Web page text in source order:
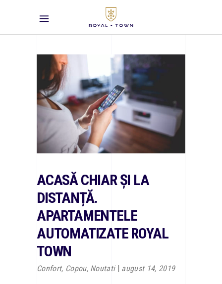
ACASĂ CHIAR ȘI LA
DISTANȚĂ.
APARTAMENTELE
AUTOMATIZATE ROYAL
TOWN
Confort, Copou, Noutati august 14, 2019